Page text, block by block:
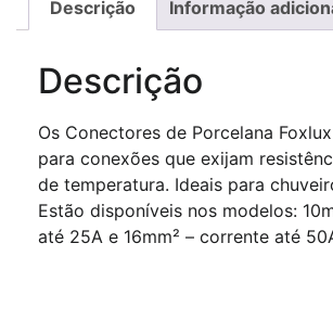
Descrição Informação
Descrição
Os Conectores de Porcelana
para conexões que exijam
de temperatura. Ideais para
Estão disponíveis nos modelos:
até 25A e 16mm² – corrente até